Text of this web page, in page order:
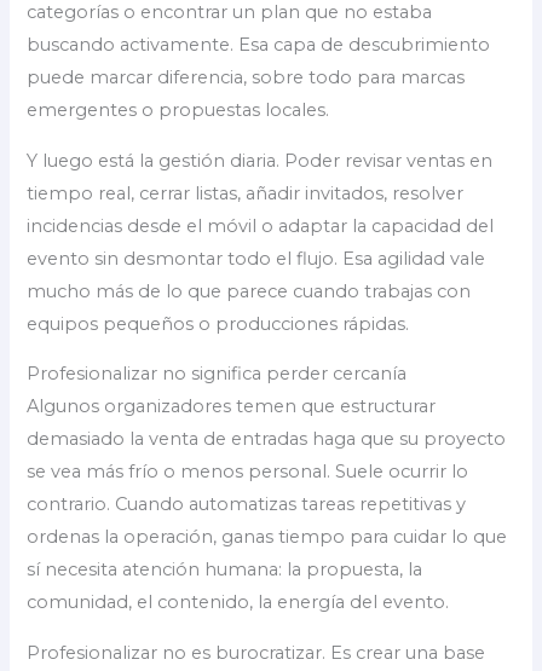
categorías o encontrar un plan que no estaba
buscando activamente. Esa capa de descubrimiento
puede marcar diferencia, sobre todo para marcas
emergentes o propuestas locales.
Y luego está la gestión diaria. Poder revisar ventas en
tiempo real, cerrar listas, añadir invitados, resolver
incidencias desde el móvil o adaptar la capacidad del
evento sin desmontar todo el flujo. Esa agilidad vale
mucho más de lo que parece cuando trabajas con
equipos pequeños o producciones rápidas.
Profesionalizar no significa perder cercanía
Algunos organizadores temen que estructurar
demasiado la venta de entradas haga que su proyecto
se vea más frío o menos personal. Suele ocurrir lo
contrario. Cuando automatizas tareas repetitivas y
ordenas la operación, ganas tiempo para cuidar lo que
sí necesita atención humana: la propuesta, la
comunidad, el contenido, la energía del evento.
Profesionalizar no es burocratizar. Es crear una base